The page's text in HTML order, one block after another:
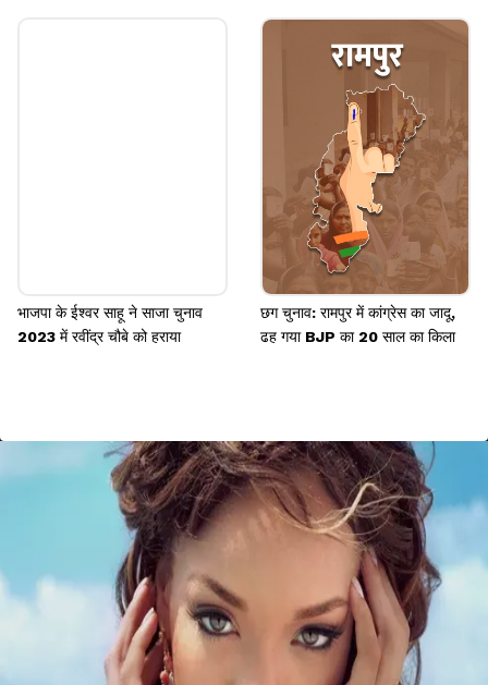
भाजपा के ईश्वर साहू ने साजा चुनाव
2023 में रवींद्र चौबे को हराया
छग चुनाव: रामपुर में कांग्रेस का जादू,
ढह गया BJP का 20 साल का किला